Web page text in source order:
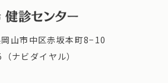
山市中区赤坂本町8−10
ナビダイヤル）